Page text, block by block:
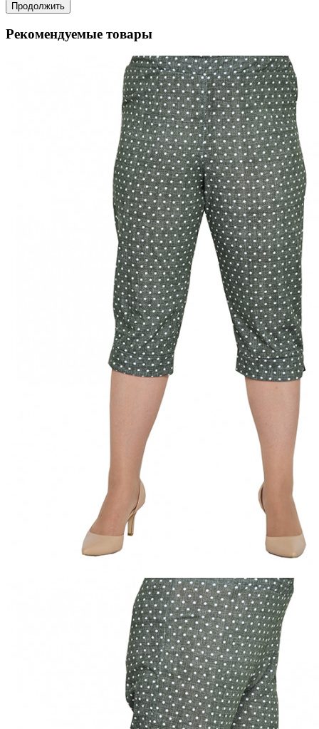
Продолжить
Рекомендуемые товары